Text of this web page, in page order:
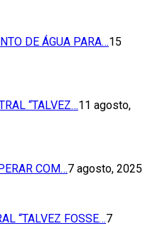
DE ÁGUA PARA…15
“TALVEZ…11 agosto,
COM…7 agosto, 2025
“TALVEZ FOSSE…7